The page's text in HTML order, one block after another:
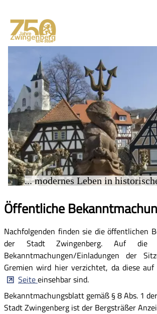
... modernes Leben in
Öffentliche
Nachfolgenden finden sie die öffentlichen
der Stadt Zwingenberg. Auf die
Bekanntmachungen/Einladungen der
Gremien wird hier verzichtet, da diese auf
Seiteeinsehbar sind.
Bekanntmachungsblatt gemäß § 8 Abs. 1
Stadt Zwingenberg ist der Bergsträßer